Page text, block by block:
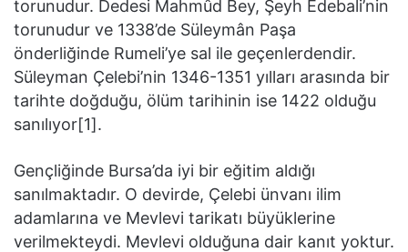
torunudur. Dedesi Mahmûd Bey, Şeyh Edebali’nin
torunudur ve 1338’de Süleymân Paşa
önderliğinde Rumeli’ye sal ile geçenlerdendir.
Süleyman Çelebi’nin 1346-1351 yılları arasında bir
tarihte doğduğu, ölüm tarihinin ise 1422 olduğu
sanılıyor[1].
Gençliğinde Bursa’da iyi bir eğitim aldığı
sanılmaktadır. O devirde, Çelebi ünvanı ilim
adamlarına ve Mevlevi tarikatı büyüklerine
verilmekteydi. Mevlevi olduğuna dair kanıt yoktur.